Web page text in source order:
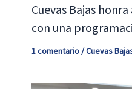
Cuevas Bajas
con una
1 comentario/Cuevas